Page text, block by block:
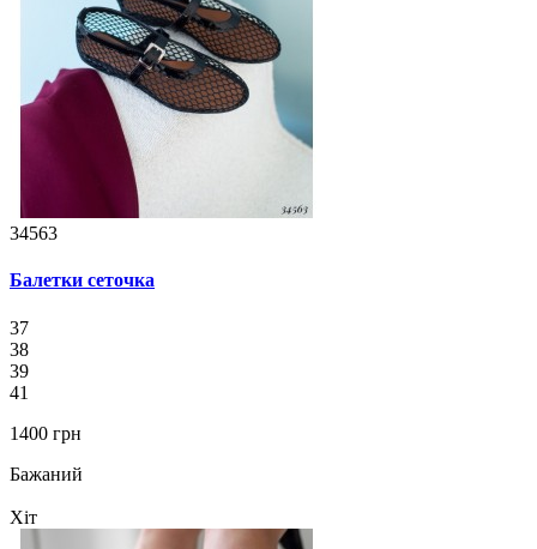
34563
Балетки сеточка
37
38
39
41
1400 грн
Бажаний
Хіт